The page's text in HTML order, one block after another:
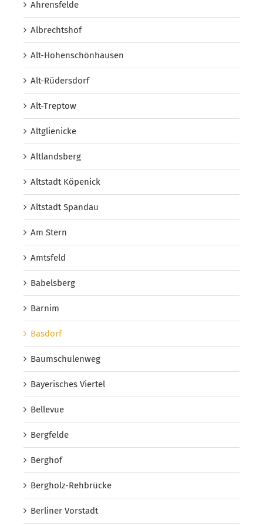
Ahrensfelde
Albrechtshof
Alt-Hohenschönhausen
Alt-Rüdersdorf
Alt-Treptow
Altglienicke
Altlandsberg
Altstadt Köpenick
Altstadt Spandau
Am Stern
Amtsfeld
Babelsberg
Barnim
Basdorf
Baumschulenweg
Bayerisches Viertel
Bellevue
Bergfelde
Berghof
Bergholz-Rehbrücke
Berliner Vorstadt